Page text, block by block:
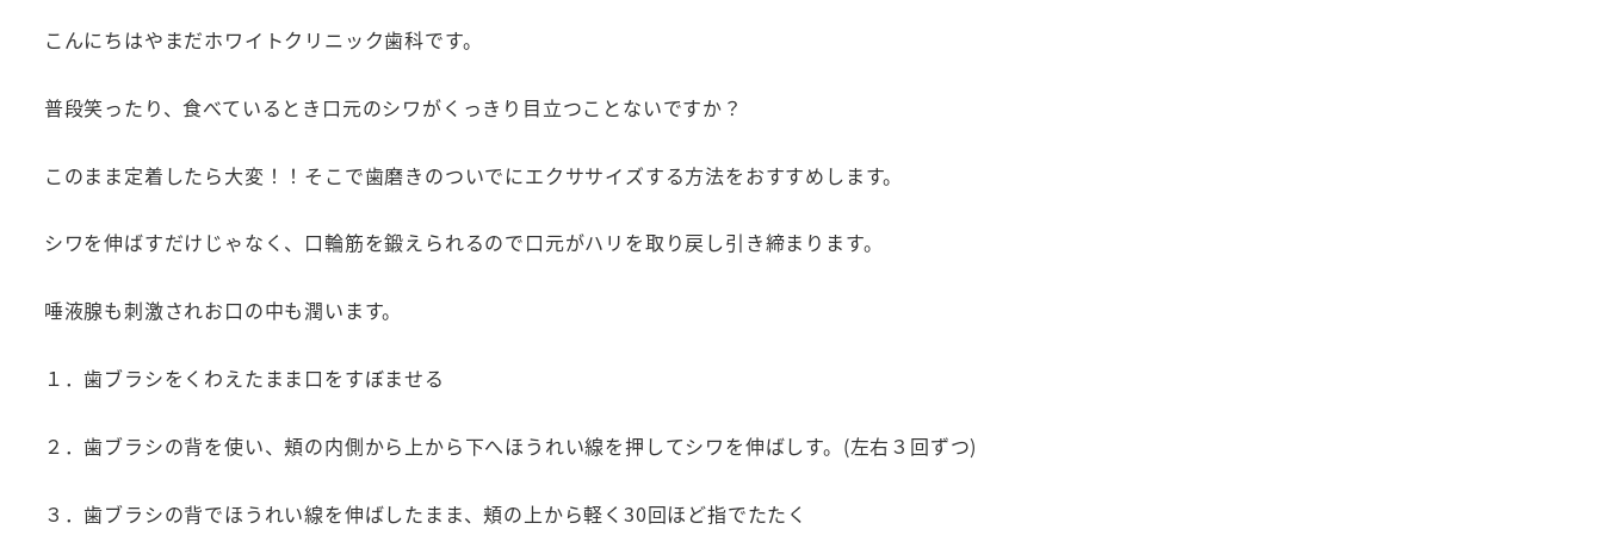
こんにちはやまだホワイトクリニック歯科です。
普段笑ったり、食べているとき口元のシワがくっきり目立つことないですか？
このまま定着したら大変！！そこで歯磨きのついでにエクササイズする方法をおすすめします。
シワを伸ばすだけじゃなく、口輪筋を鍛えられるので口元がハリを取り戻し引き締まります。
唾液腺も刺激されお口の中も潤います。
１．歯ブラシをくわえたまま口をすぼませる
２．歯ブラシの背を使い、頬の内側から上から下へほうれい線を押してシワを伸ばしす。(左右３回ずつ)
３．歯ブラシの背でほうれい線を伸ばしたまま、頬の上から軽く30回ほど指でたたく